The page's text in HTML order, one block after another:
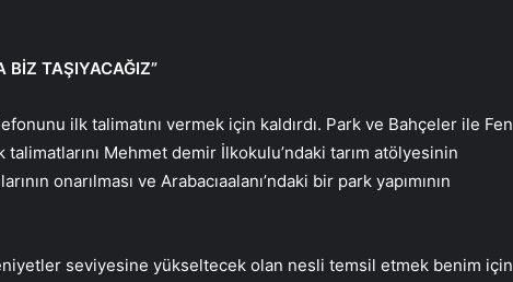
BİZ TAŞIYACAĞIZ”
ilk talimatını vermek için kaldırdı. Park ve Bahçeler ile Fen
talimatlarını Mehmet demir İlkokulu’ndaki tarım atölyesinin
onarılması ve Arabacıaalanı’ndaki bir park yapımının
seviyesine yükseltecek olan nesli temsil etmek benim için